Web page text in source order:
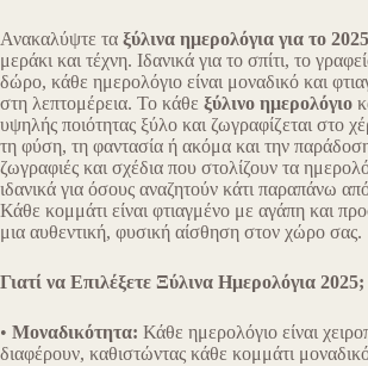
Ανακαλύψτε τα ξύλινα ημερολόγια για το 2025
μεράκι και τέχνη. Ιδανικά για το σπίτι, το
δώρο, κάθε ημερολόγιο είναι μοναδικό και
στη λεπτομέρεια. Το κάθε ξύλινο ημερολόγιο
υψηλής ποιότητας ξύλο και ζωγραφίζεται στο
τη φύση, τη φαντασία ή ακόμα και την
ζωγραφιές και σχέδια που στολίζουν τα
ιδανικά για όσους αναζητούν κάτι παραπάνω
Κάθε κομμάτι είναι φτιαγμένο με αγάπη και
μια αυθεντική, φυσική αίσθηση στον χώρο σας.
Γιατί να Επιλέξετε Ξύλινα Ημερολόγια 2025;
• Μοναδικότητα: Κάθε ημερολόγιο είναι
διαφέρουν, καθιστώντας κάθε κομμάτι